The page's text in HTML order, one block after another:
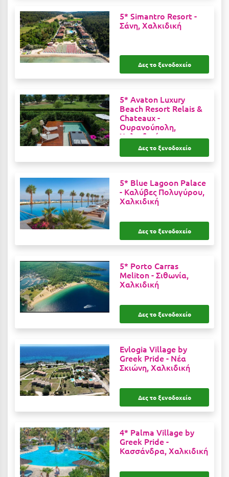
Λούτσα
Μαρώνεια
Μεθώνη
Μεσολόγγι
Μεσσηνία
Μετέωρα
Μέτσοβο
Μήλος
Μουζάκι
Μπαλί Κρήτης
Μπάνσκο
Μυστράς
Μυτιλήνη
Νάουσα
Ναυπακτία
5* Simantro Resort -
Σάνη, Χαλκιδική
Δες το ξενοδοχείο
5* Avaton Luxury
Beach Resort Relais &
Chateaux -
Ουρανούπολη,
Χαλκιδική
Δες το ξενοδοχείο
5* Blue Lagoon Palace
- Καλύβες Πολυγύρου,
Χαλκιδική
Δες το ξενοδοχείο
5* Porto Carras
Meliton -Σιθωνία,
Χαλκιδική
Δες το ξενοδοχείο
Evlogia Village by
Greek Pride - Νέα
Σκιώνη, Χαλκιδική
Δες το ξενοδοχείο
4* Palma Village by
Greek Pride -
Κασσάνδρα, Χαλκιδική